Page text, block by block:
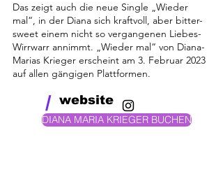
Das zeigt auch die neue Single „Wieder
mal“, in der Diana sich kraftvoll, aber bitter-
sweet einem nicht so vergangenen Liebes-
Wirrwarr annimmt. „Wieder mal“ von Diana-
Marias Krieger erscheint am 3. Februar 2023
auf allen gängigen Plattformen.
/ website
DIANA MARIA KRIEGER BUCHEN